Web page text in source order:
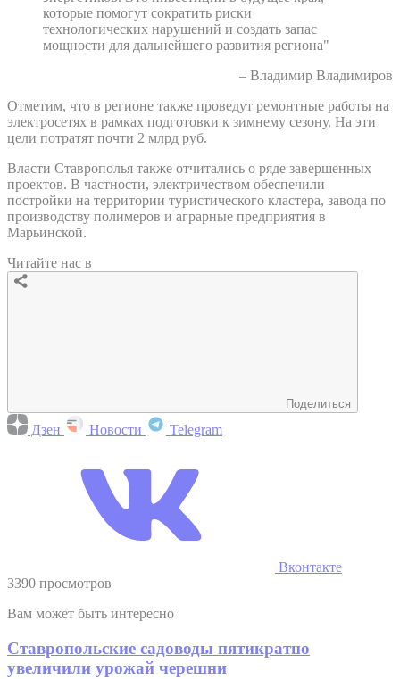
которые помогут сократить риски
технологических нарушений и создать запас
мощности для дальнейшего развития региона"
– Владимир Владимиров
Отметим, что в регионе также проведут ремонтные работы на
электросетях в рамках подготовки к зимнему сезону. На эти
цели потратят почти 2 млрд руб.
Власти Ставрополья также отчитались о ряде завершенных
проектов. В частности, электричеством обеспечили
постройки на территории туристического кластера, завода по
производству полимеров и аграрные предприятия в
Марьинской.
Читайте нас в
Поделиться
Дзен Новости Telegram
Вконтакте
3390 просмотров
Вам может быть интересно
Ставропольские садоводы пятикратно
увеличили урожай черешни